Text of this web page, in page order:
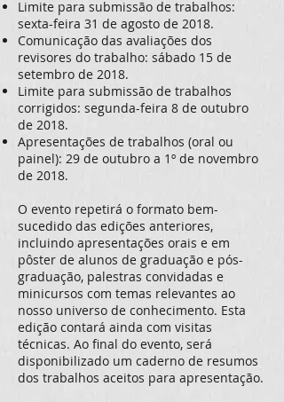
Limite para submissão de trabalhos:
sexta-feira 31 de agosto de 2018.
Comunicação das avaliações dos
revisores do trabalho: sábado 15 de
setembro de 2018.
Limite para submissão de trabalhos
corrigidos: segunda-feira 8 de outubro
de 2018.
Apresentações de trabalhos (oral ou
painel): 29 de outubro a 1º de novembro
de 2018.
O evento repetirá o formato bem-
sucedido das edições anteriores,
incluindo apresentações orais e em
pôster de alunos de graduação e pós-
graduação, palestras convidadas e
minicursos com temas relevantes ao
nosso universo de conhecimento. Esta
edição contará ainda com visitas
técnicas. Ao final do evento, será
disponibilizado um caderno de resumos
dos trabalhos aceitos para apresentação.